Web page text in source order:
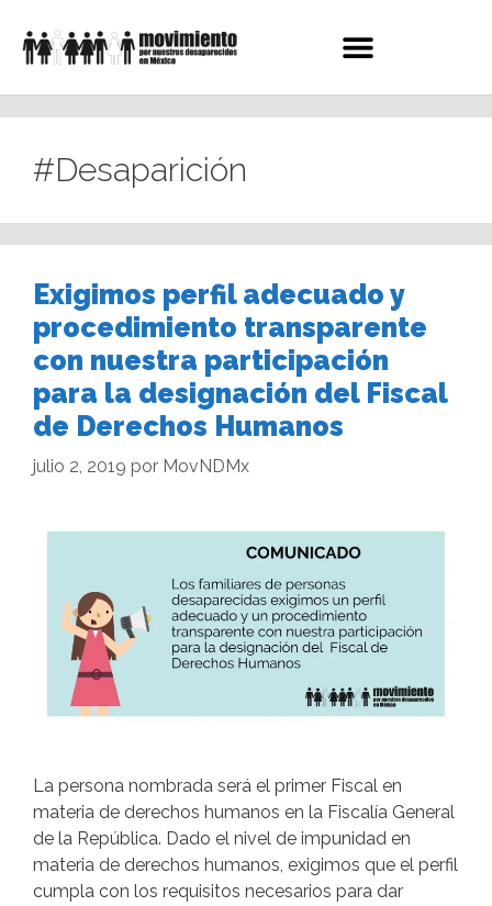
#Desaparición
Exigimos perfil adecuado y
procedimiento transparente
con nuestra participación
para la designación del Fiscal
de Derechos Humanos
julio 2, 2019 por MovNDMx
La persona nombrada será el primer Fiscal en
materia de derechos humanos en la Fiscalía General
de la República. Dado el nivel de impunidad en
materia de derechos humanos, exigimos que el perfil
cumpla con los requisitos necesarios para dar